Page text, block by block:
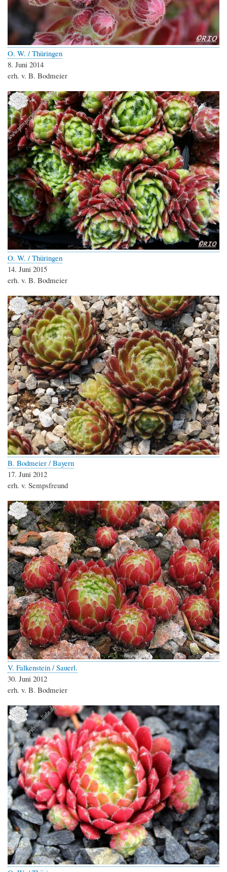
O. W. / Thüringen
8. Juni 2014
erh. v. B. Bodmeier
O. W. / Thüringen
14. Juni 2015
erh. v. B. Bodmeier
B. Bodmeier / Bayern
17. Juni 2012
erh. v. Sempsfreund
V. Falkenstein / Sauerl.
30. Juni 2012
erh. v. B. Bodmeier